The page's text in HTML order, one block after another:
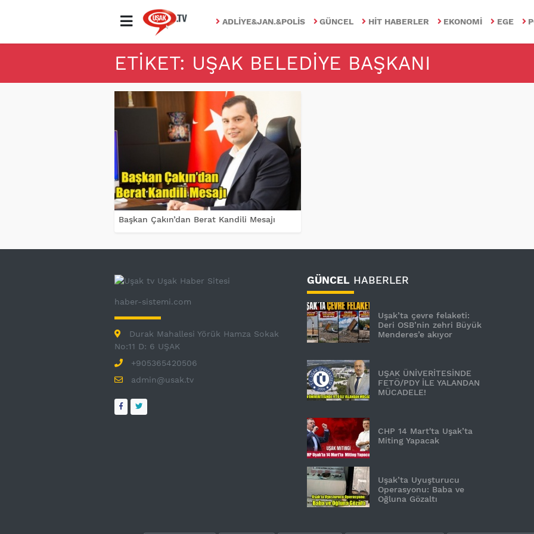
ADLIYE&JAN.&POLIS GÜNCEL HIT HABERLER EKONOMI EGE
ETIKET: UŞAK BELEDIYE BAŞKANI
Başkan Çakın’dan Berat Kandili Mesajı
haber-sistemi.com
Durak Mahallesi Yörük Hamza Sokak
No:11 D: 6 UŞAK
+905365420506
admin@usak.tv
GÜNCEL HABERLER
Uşak’ta çevre felaketi:
Deri OSB’nin zehri Büyük
Menderes’e akıyor
UŞAK ÜNİVERİTESİNDE
FETÖ/PDY İLE YALANDAN
MÜCADELE!
CHP 14 Mart'ta Uşak’ta
Miting Yapacak
Uşak’ta Uyuşturucu
Operasyonu: Baba ve
Oğluna Gözaltı